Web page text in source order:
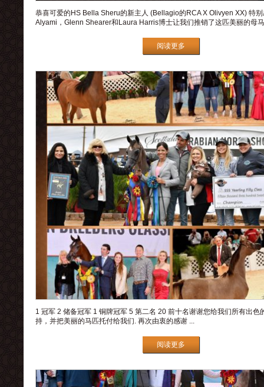
恭喜可爱的HS Bella Sheru的新主人 (Bellagio的RCA X Olivyen XX) 特
Alyami，Glenn Shearer和Laura Harris博士让我们推销了这匹美丽的母
阅读更多
1 冠军 2 储备冠军 1 铜牌冠军 5 第二名 20 前十名谢谢您给我们所有出色
持，并把美丽的马匹托付给我们. 再次由衷的感谢 ...
阅读更多